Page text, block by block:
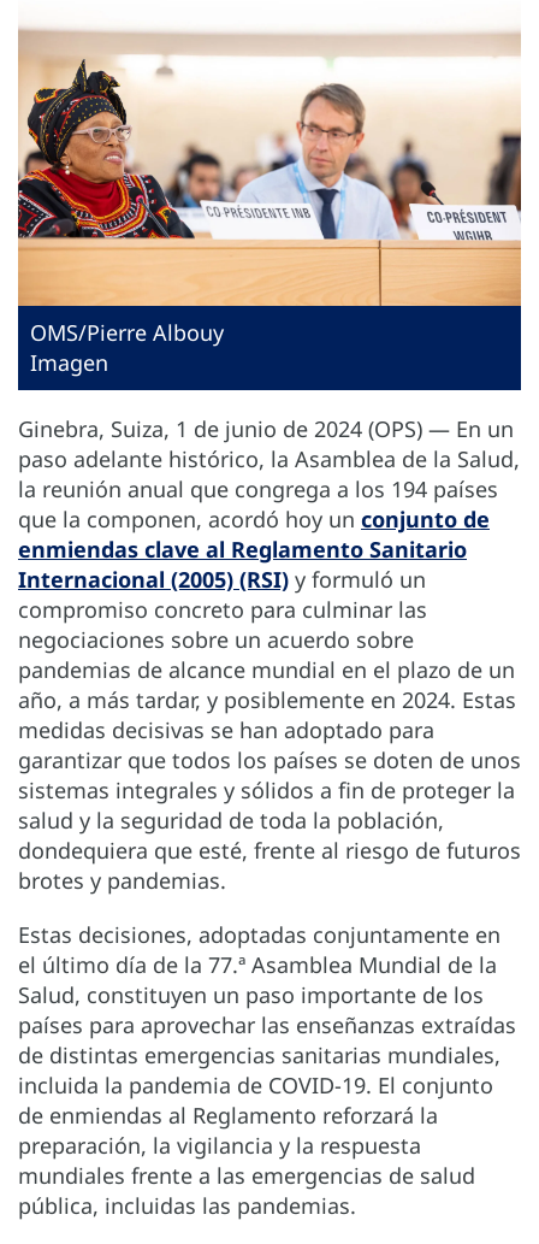
OMS/Pierre Albouy
Imagen
Ginebra, Suiza, 1 de junio de 2024 (OPS) — En un
paso adelante histórico, la Asamblea de la Salud,
la reunión anual que congrega a los 194 países
que la componen, acordó hoy un conjunto de
enmiendas clave al Reglamento Sanitario
Internacional (2005) (RSI) y formuló un
compromiso concreto para culminar las
negociaciones sobre un acuerdo sobre
pandemias de alcance mundial en el plazo de un
año, a más tardar, y posiblemente en 2024. Estas
medidas decisivas se han adoptado para
garantizar que todos los países se doten de unos
sistemas integrales y sólidos a fin de proteger la
salud y la seguridad de toda la población,
dondequiera que esté, frente al riesgo de futuros
brotes y pandemias.
Estas decisiones, adoptadas conjuntamente en
el último día de la 77.ª Asamblea Mundial de la
Salud, constituyen un paso importante de los
países para aprovechar las enseñanzas extraídas
de distintas emergencias sanitarias mundiales,
incluida la pandemia de COVID-19. El conjunto
de enmiendas al Reglamento reforzará la
preparación, la vigilancia y la respuesta
mundiales frente a las emergencias de salud
pública, incluidas las pandemias.